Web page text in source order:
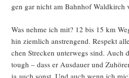
gen gar nicht am Bahn­hof Wald­kirch
Was neh­me ich mit? 12 bis 15 km
hin ziem­lich anstren­gend. Respekt
chen Stre­cken unter­wegs sind. Auch
tough – dass er Aus­dau­er und
ja auch sonst. Und auch wenn ich